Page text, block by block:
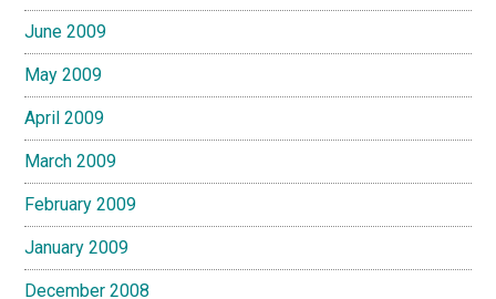
June 2009
May 2009
April 2009
March 2009
February 2009
January 2009
December 2008